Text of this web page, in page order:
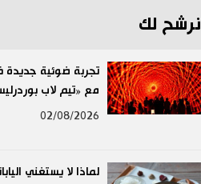
اقتصاد
مجتمع
ثقافة
نرشح لك
تجربة ضوئية
مع «تيم لاب
02/08/2026
لماذا لا يستغني